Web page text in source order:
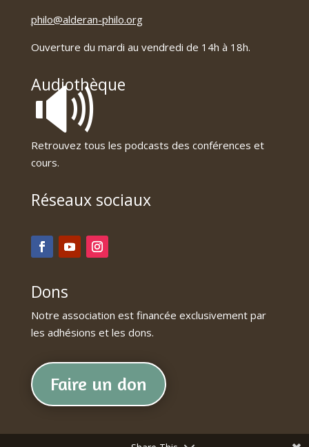
philo@alderan-philo.org
Ouverture du mardi au vendredi de 14h à 18h.
Audiothèque
🔊
Retrouvez tous les podcasts des conférences et
cours.
Réseaux sociaux
Dons
Notre association est financée exclusivement par
les adhésions et les dons.
Faire un don